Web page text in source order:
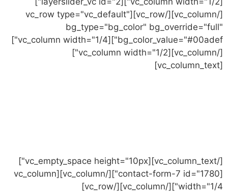
[/vc_column][/vc_row][vc_row type="vc_default"
bg_type="bg_color" bg_override="full"
bg_color_value="#00adef"][vc_column width="1/4"]
[/vc_column][vc_column width="1/2"]
[vc_column_text]
[/vc_column_text][vc_empty_space height="10px"]
[contact-form-7 id="1780"][/vc_column][vc_column
width="1/4"][/vc_column][/vc_row]